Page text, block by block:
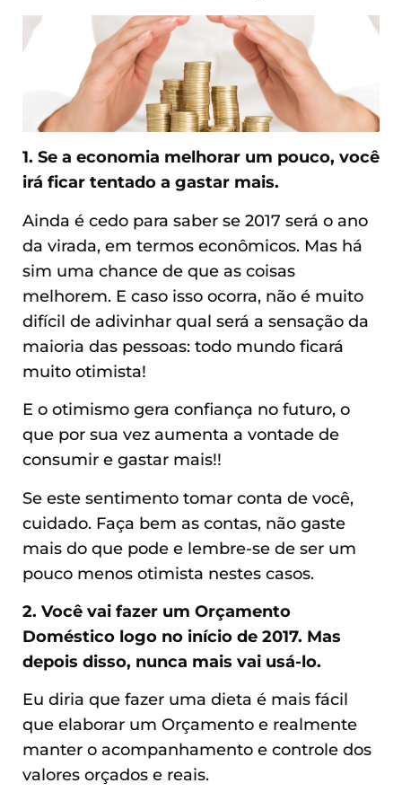
1. Se a economia melhorar um pouco, você
irá ficar tentado a gastar mais.
Ainda é cedo para saber se 2017 será o ano
da virada, em termos econômicos. Mas há
sim uma chance de que as coisas
melhorem. E caso isso ocorra, não é muito
difícil de adivinhar qual será a sensação da
maioria das pessoas: todo mundo ficará
muito otimista!
E o otimismo gera confiança no futuro, o
que por sua vez aumenta a vontade de
consumir e gastar mais!!
Se este sentimento tomar conta de você,
cuidado. Faça bem as contas, não gaste
mais do que pode e lembre-se de ser um
pouco menos otimista nestes casos.
2. Você vai fazer um Orçamento
Doméstico logo no início de 2017. Mas
depois disso, nunca mais vai usá-lo.
Eu diria que fazer uma dieta é mais fácil
que elaborar um Orçamento e realmente
manter o acompanhamento e controle dos
valores orçados e reais.